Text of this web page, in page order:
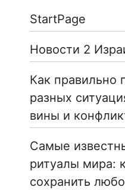
StartPage
Новости 2
Как правильно
разных
вины и
Самые
ритуалы мира:
сохранить